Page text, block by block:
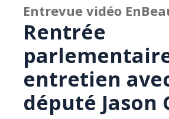
Entrevue vidéo
Rentrée
entretien
député Jason